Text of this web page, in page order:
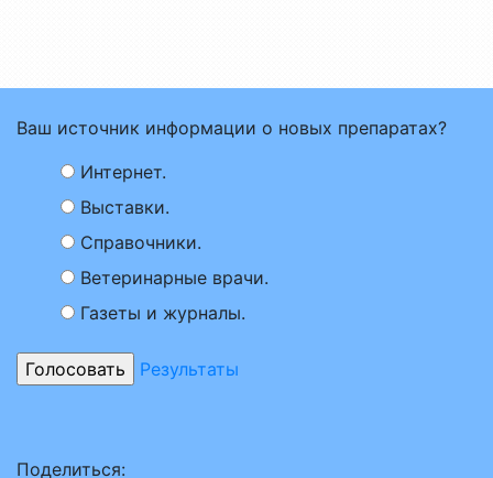
Ваш источник информации о новых препаратах?
Интернет.
Выставки.
Справочники.
Ветеринарные врачи.
Газеты и журналы.
Результаты
Поделиться: